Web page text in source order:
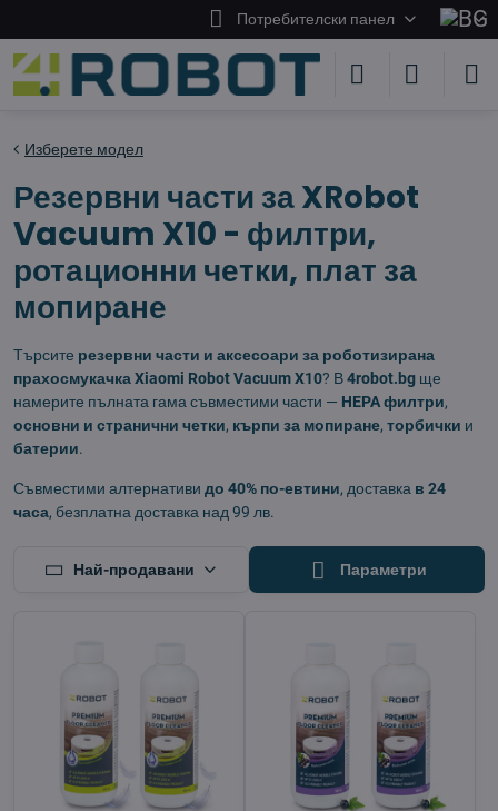
Потребителски панел
Изберете модел
Резервни части за XRobot
Vacuum X10 - филтри,
ротационни четки, плат за
мопиране
Търсите резервни части и аксесоари за роботизирана
прахосмукачка Xiaomi Robot Vacuum X10? В4robot.bg ще
намерите пълната гама съвместими части — HEPA филтри,
основни и странични четки, кърпи за мопиране, торбички и
батерии.
Съвместими алтернативи до 40% по-евтини, доставка в 24
часа, безплатна доставка над 99 лв.
Най-продавани Параметри